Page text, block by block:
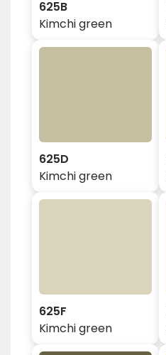
625B
Kimchi green
625D
Kimchi green
625F
Kimchi green